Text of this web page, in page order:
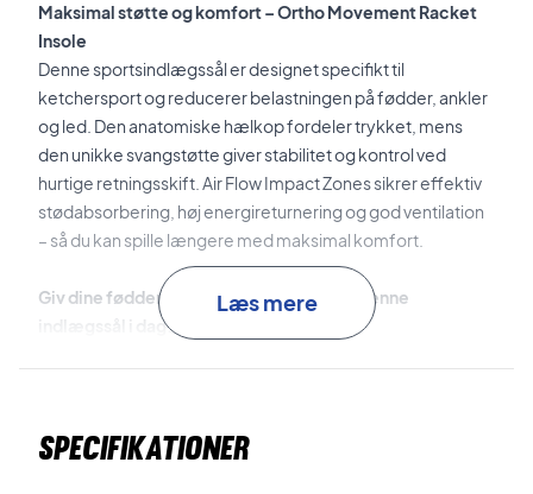
Maksimal støtte og komfort – Ortho Movement Racket
Insole
Denne sportsindlægssål er designet specifikt til
ketchersport og reducerer belastningen på fødder, ankler
og led. Den anatomiske hælkop fordeler trykket, mens
den unikke svangstøtte giver stabilitet og kontrol ved
hurtige retningsskift. Air Flow Impact Zones sikrer effektiv
stødabsorbering, høj energireturnering og god ventilation
– så du kan spille længere med maksimal komfort.
Giv dine fødder den bedste støtte – køb denne
indlægssål i dag!
Læs mere
Specifikationer